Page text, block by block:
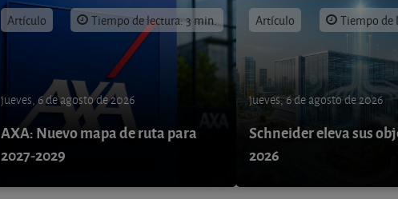
Artículo Tiempo de lectura: 3 min.
jueves, 6 de agosto de 2026
AXA: Nuevo mapa de ruta para
2027-2029
Artículo Tiempo de
jueves, 6 de agosto de 2026
Schneider eleva sus
2026